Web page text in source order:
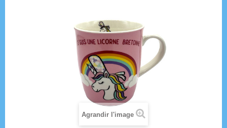
Agrandir l'image